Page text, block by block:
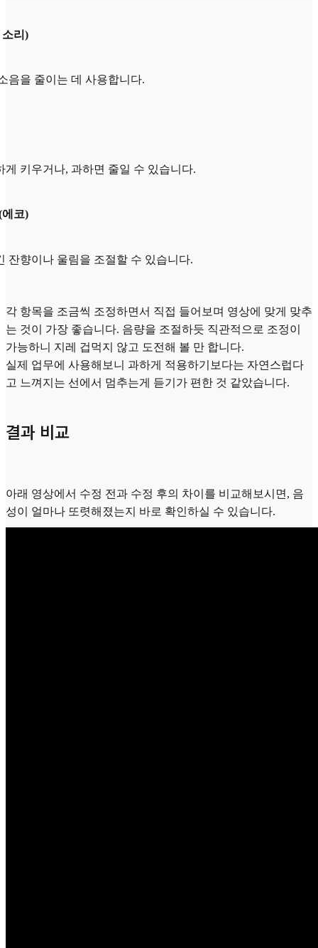
리)
음을 줄이는 데 사용합니다.
게 키우거나, 과하면 줄일 수 있습니다.
코)
잔향이나 울림을 조절할 수 있습니다.
각 항목을 조금씩 조정하면서 직접 들어보며 영상에 맞게 맞추
는 것이 가장 좋습니다. 음량을 조절하듯 직관적으로 조정이
가능하니 지레 겁먹지 않고 도전해 볼 만 합니다.
실제 업무에 사용해보니 과하게 적용하기보다는 자연스럽다
고 느껴지는 선에서 멈추는게 듣기가 편한 것 같았습니다.
결과 비교
아래 영상에서 수정 전과 수정 후의 차이를 비교해보시면, 음
성이 얼마나 또렷해졌는지 바로 확인하실 수 있습니다.